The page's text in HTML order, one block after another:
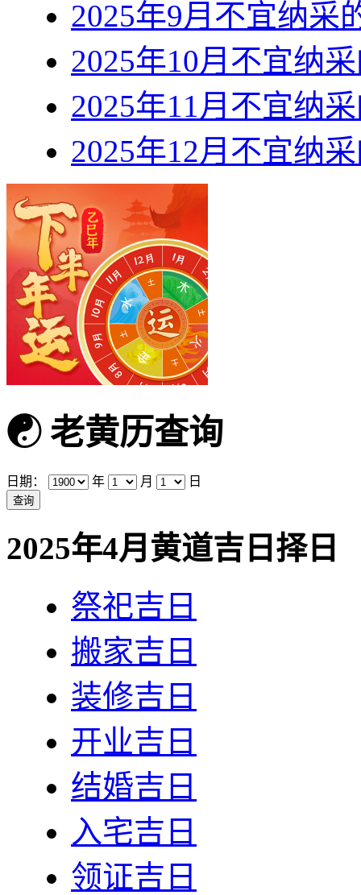
2025年9月不宜纳采
2025年10月不宜纳
2025年11月不宜纳
2025年12月不宜纳
☯老黄历查询
日期： 年 月 日
2025年4月黄道吉日择日
祭祀吉日
搬家吉日
装修吉日
开业吉日
结婚吉日
入宅吉日
领证吉日